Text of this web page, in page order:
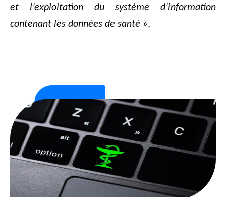
et l’exploitation du système d’information
contenant les données de santé ».